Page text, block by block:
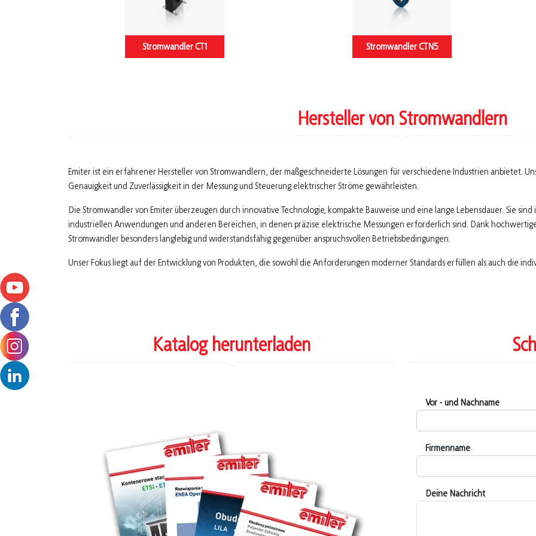
Stromwandler CT1 Stromwandler CTN5
Hersteller von Stromwandlern
Emiter ist ein erfahrener Hersteller von Stromwandlern, der maßgeschneiderte Lösungen für verschiedene Industrien anbietet.
Genauigkeit und Zuverlässigkeit in der Messung und Steuerung elektrischer Ströme gewährleisten.
Die Stromwandler von Emiter überzeugen durch innovative Technologie, kompakte Bauweise und eine lange Lebensdauer. Sie
industriellen Anwendungen und anderen Bereichen, in denen präzise elektrische Messungen erforderlich sind. Dank
Stromwandler besonders langlebig und widerstandsfähig gegenüber anspruchsvollen Betriebsbedingungen.
Unser Fokus liegt auf der Entwicklung von Produkten, die sowohl die Anforderungen moderner Standards erfüllen als auch die
Katalog herunterladen
Vor - und Nachname
Firmenname
Deine Nachricht